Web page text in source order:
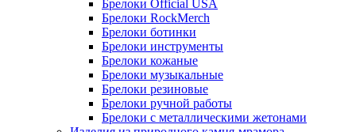
Брелоки Official USA
Брелоки RockMerch
Брелоки ботинки
Брелоки инструменты
Брелоки кожаные
Брелоки музыкальные
Брелоки резиновые
Брелоки ручной работы
Брелоки с металлическими жетонами